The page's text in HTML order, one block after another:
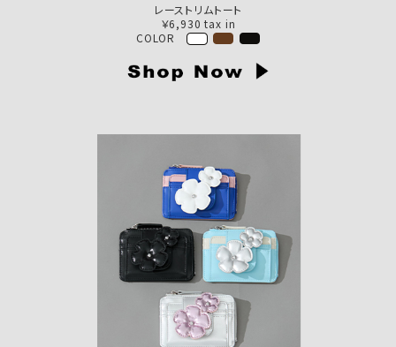
レーストリムトート
￥6,930 tax in
COLOR